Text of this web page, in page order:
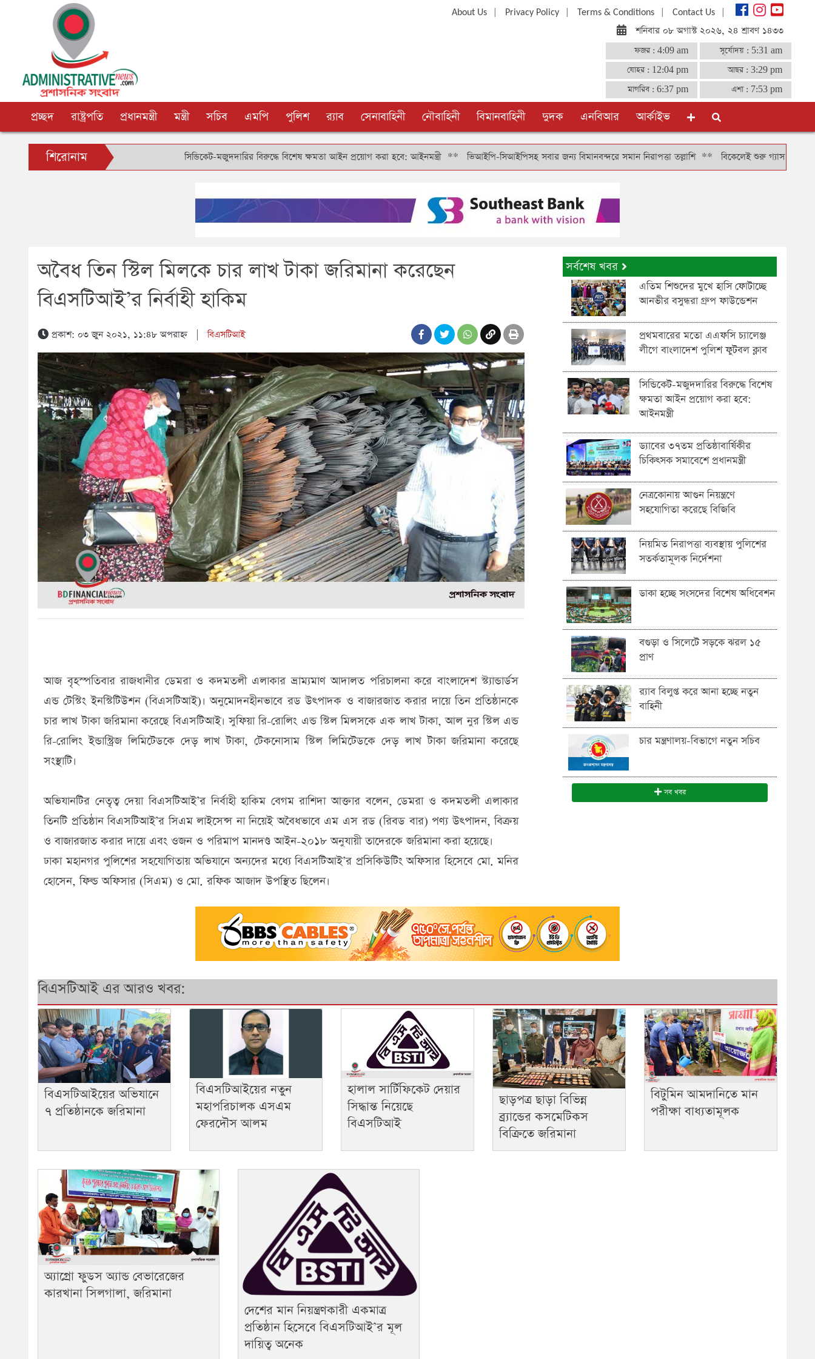
About Us| Privacy Policy| Terms & Conditions| Contact Us|
শনিবার ০৮ অগাস্ট ২০২৬, ২৪ শ্রাবণ ১৪৩৩
ফজর : 4:09 am সূর্যোদয় : 5:31 am
যোহর : 12:04 pm আছর : 3:29 pm
মাগরিব : 6:37 pm এশা : 7:53 pm
প্রচ্ছদ রাষ্ট্রপতি প্রধানমন্ত্রী মন্ত্রী সচিব এমপি পুলিশ র‍্যাব সেনাবাহিনী নৌবাহিনী বিমানবাহিনী দুদক এনবিআর আর্কাইভ
শিরোনাম সিন্ডিকেট-মজুদদারির বিরুদ্ধে বিশেষ ক্ষমতা আইন প্রয়োগ করা হবে: আইনমন্ত্রী**ভিআইপি-সিআইপিসহ সবার জন্য বিমানবন্দরে সমান নিরাপত্তা তল্লাশি**বিকেলেই শুরু গ্যাস সঞ্চালন, দুই-তিন
অবৈধ তিন স্টিল মিলকে চার লাখ টাকা জরিমানা করেছেন
বিএসটিআই’র নির্বাহী হাকিম
প্রকাশ: ০৩ জুন ২০২১, ১১:৪৮ অপরাহ্ন|বিএসটিআই
আজ বৃহস্পতিবার রাজধানীর ডেমরা ও কদমতলী এলাকার ভ্রাম্যমাণ আদালত পরিচালনা করে বাংলাদেশ স্ট্যান্ডার্ডস
এন্ড টেস্টিং ইনস্টিটিউশন (বিএসটিআই)। অনুমোদনহীনভাবে রড উৎপাদক ও বাজারজাত করার দায়ে তিন প্রতিষ্ঠানকে
চার লাখ টাকা জরিমানা করেছে বিএসটিআই। সুফিয়া রি-রোলিং এন্ড স্টিল মিলসকে এক লাখ টাকা, আল নুর স্টিল এন্ড
রি-রোলিং ইন্ডাস্ট্রিজ লিমিটেডকে দেড় লাখ টাকা, টেকনোসাম স্টিল লিমিটেডকে দেড় লাখ টাকা জরিমানা করেছে
সংস্থাটি।
অভিযানটির নেতৃত্ব দেয়া বিএসটিআই’র নির্বাহী হাকিম বেগম রাশিদা আক্তার বলেন, ডেমরা ও কদমতলী এলাকার
তিনটি প্রতিষ্ঠান বিএসটিআই’র সিএম লাইসেন্স না নিয়েই অবৈধভাবে এম এস রড (রিবড বার) পণ্য উৎপাদন, বিক্রয়
ও বাজারজাত করার দায়ে এবং ওজন ও পরিমাপ মানদণ্ড আইন-২০১৮ অনুযায়ী তাদেরকে জরিমানা করা হয়েছে।
ঢাকা মহানগর পুলিশের সহযোগিতায় অভিযানে অন্যদের মধ্যে বিএসটিআই’র প্রসিকিউটিং অফিসার হিসেবে মো. মনির
হোসেন, ফিল্ড অফিসার (সিএম) ও মো. রফিক আজাদ উপস্থিত ছিলেন।
সর্বশেষ খবর
এতিম শিশুদের মুখে হাসি ফোটাচ্ছে
আনভীর বসুন্ধরা গ্রুপ ফাউন্ডেশন
প্রথমবারের মতো এএফসি চ্যালেঞ্জ
লীগে বাংলাদেশ পুলিশ ফুটবল ক্লাব
সিন্ডিকেট-মজুদদারির বিরুদ্ধে বিশেষ
ক্ষমতা আইন প্রয়োগ করা হবে:
আইনমন্ত্রী
ড্যাবের ৩৭তম প্রতিষ্ঠাবার্ষিকীর
চিকিৎসক সমাবেশে প্রধানমন্ত্রী
নেত্রকোনায় আগুন নিয়ন্ত্রণে
সহযোগিতা করেছে বিজিবি
নিয়মিত নিরাপত্তা ব্যবস্থায় পুলিশের
সতর্কতামূলক নির্দেশনা
ডাকা হচ্ছে সংসদের বিশেষ অধিবেশন
বগুড়া ও সিলেটে সড়কে ঝরল ১৫
প্রাণ
র‍্যাব বিলুপ্ত করে আনা হচ্ছে নতুন
বাহিনী
চার মন্ত্রণালয়-বিভাগে নতুন সচিব
সব খবর
বিএসটিআই এর আরও খবর:
বিএসটিআইয়ের অভিযানে
৭ প্রতিষ্ঠানকে জরিমানা
বিএসটিআইয়ের নতুন
মহাপরিচালক এসএম
ফেরদৌস আলম
হালাল সার্টিফিকেট দেয়ার
সিদ্ধান্ত নিয়েছে
বিএসটিআই
ছাড়পত্র ছাড়া বিভিন্ন
ব্র্যান্ডের কসমেটিকস
বিক্রিতে জরিমানা
বিটুমিন আমদানিতে মান
পরীক্ষা বাধ্যতামূলক
অ্যাগ্রো ফুডস অ্যান্ড বেভারেজের
কারখানা সিলগালা, জরিমানা
দেশের মান নিয়ন্ত্রণকারী একমাত্র
প্রতিষ্ঠান হিসেবে বিএসটিআই’র মূল
দায়িত্ব অনেক